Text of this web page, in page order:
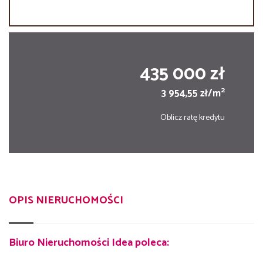
435 000 zł
3 954,55 zł/m2
Oblicz ratę kredytu
OPIS NIERUCHOMOŚCI
Biuro Nieruchomości Idea poleca: